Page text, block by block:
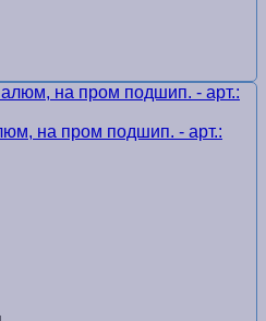
на пром подшип. - арт.: